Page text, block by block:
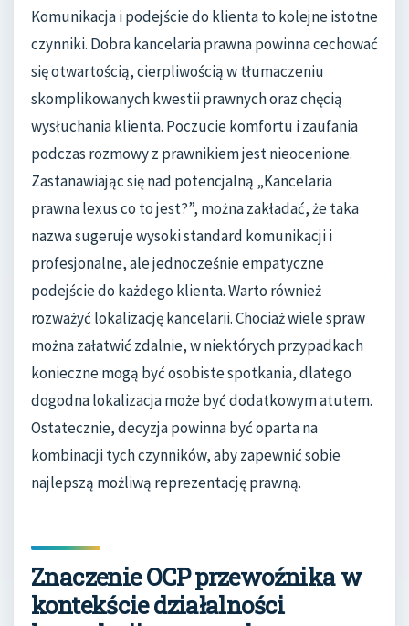
Komunikacja i podejście do klienta to kolejne istotne
czynniki. Dobra kancelaria prawna powinna cechować
się otwartością, cierpliwością w tłumaczeniu
skomplikowanych kwestii prawnych oraz chęcią
wysłuchania klienta. Poczucie komfortu i zaufania
podczas rozmowy z prawnikiem jest nieocenione.
Zastanawiając się nad potencjalną „Kancelaria
prawna lexus co to jest?”, można zakładać, że taka
nazwa sugeruje wysoki standard komunikacji i
profesjonalne, ale jednocześnie empatyczne
podejście do każdego klienta. Warto również
rozważyć lokalizację kancelarii. Chociaż wiele spraw
można załatwić zdalnie, w niektórych przypadkach
konieczne mogą być osobiste spotkania, dlatego
dogodna lokalizacja może być dodatkowym atutem.
Ostatecznie, decyzja powinna być oparta na
kombinacji tych czynników, aby zapewnić sobie
najlepszą możliwą reprezentację prawną.
Znaczenie OCP przewoźnika w
kontekście działalności